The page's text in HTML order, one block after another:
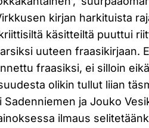
kirjan harkituista
käsitteiltä puuttui
uuteen fraasikirjaan.
fraasiksi, ei silloin
olikin tullut liian
ja Jouko
ilmaus